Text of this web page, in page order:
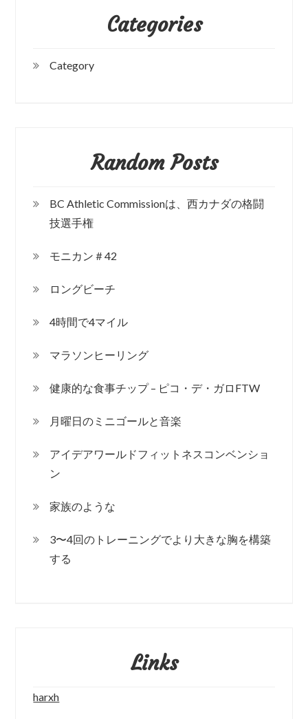
Categories
Category
Random Posts
BC Athletic Commissionは、西カナダの格闘
技選手権
モニカン＃42
ロングビーチ
4時間で4マイル
マラソンヒーリング
健康的な食事チップ – ピコ・デ・ガロFTW
月曜日のミニゴールと音楽
アイデアワールドフィットネスコンベンショ
ン
家族のような
3〜4回のトレーニングでより大きな胸を構築
する
Links
harxh